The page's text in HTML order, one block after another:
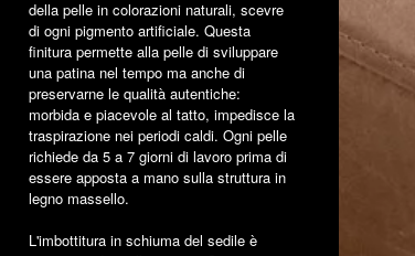
della pelle in colorazioni naturali, scevre
di ogni pigmento artificiale. Questa
finitura permette alla pelle di sviluppare
una patina nel tempo ma anche di
preservarne le qualità autentiche:
morbida e piacevole al tatto, impedisce la
traspirazione nei periodi caldi. Ogni pelle
richiede da 5 a 7 giorni di lavoro prima di
essere apposta a mano sulla struttura in
legno massello.
L'imbottitura in schiuma del sedile è